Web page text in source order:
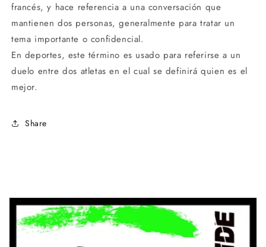
francés, y hace referencia a una conversación que
mantienen dos personas, generalmente para tratar un
tema importante o confidencial.
En deportes, este término es usado para referirse a un
duelo entre dos atletas en el cual se definirá quien es el
mejor.
Share